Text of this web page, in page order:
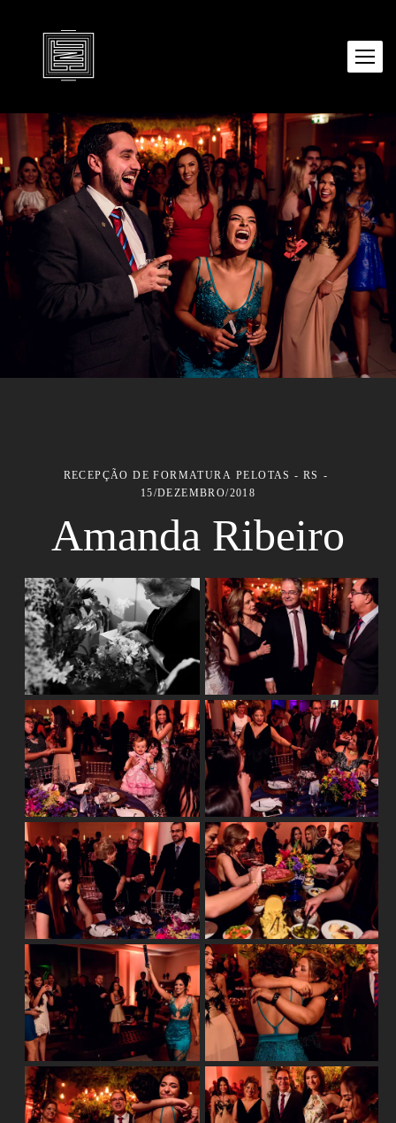
RECEPÇÃO DE FORMATURA PELOTAS - RS
15/DEZEMBRO/2018
Amanda Ribeiro